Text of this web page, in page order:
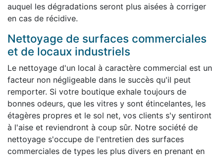
auquel les dégradations seront plus aisées à corriger
en cas de récidive.
Nettoyage de surfaces commerciales
et de locaux industriels
Le nettoyage d'un local à caractère commercial est un
facteur non négligeable dans le succès qu'il peut
remporter. Si votre boutique exhale toujours de
bonnes odeurs, que les vitres y sont étincelantes, les
étagères propres et le sol net, vos clients s'y sentiront
à l'aise et reviendront à coup sûr. Notre société de
nettoyage s'occupe de l'entretien des surfaces
commerciales de types les plus divers en prenant en